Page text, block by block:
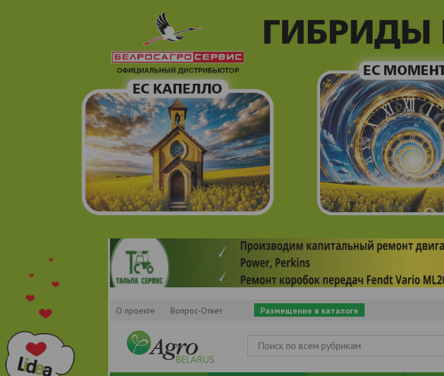
О проекте Вопрос-Ответ Размещение в каталоге